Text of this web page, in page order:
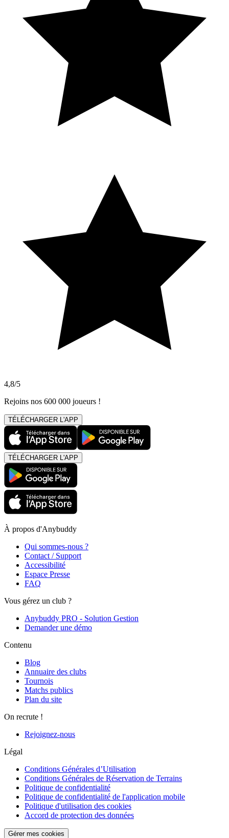
4,8/5
Rejoins nos 600 000 joueurs !
TÉLÉCHARGER L'APP
TÉLÉCHARGER L'APP
À propos d'Anybuddy
Qui sommes-nous ?
Contact / Support
Accessibilité
Espace Presse
FAQ
Vous gérez un club ?
Anybuddy PRO - Solution Gestion
Demander une démo
Contenu
Blog
Annuaire des clubs
Tournois
Matchs publics
Plan du site
On recrute !
Rejoignez-nous
Légal
Conditions Générales d’Utilisation
Conditions Générales de Réservation de Terrains
Politique de confidentialité
Politique de confidentialité de l'application mobile
Politique d'utilisation des cookies
Accord de protection des données
Gérer mes cookies